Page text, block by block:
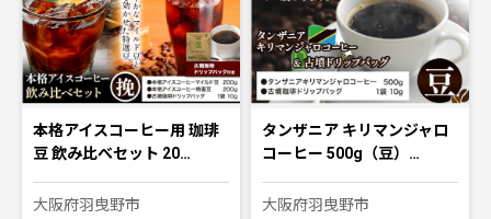
本格アイスコーヒー用 珈琲
豆 飲み比べセット 20…
大阪府羽曳野市
タンザニア キリマンジャロ
コーヒー 500g（豆）…
大阪府羽曳野市